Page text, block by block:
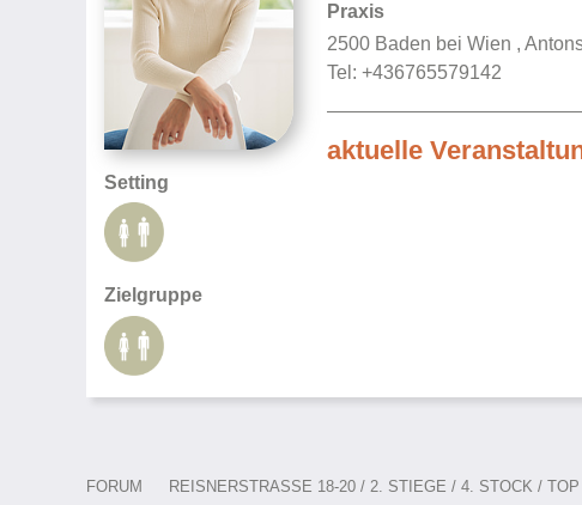
Setting
Zielgruppe
Praxis
2500 Baden bei Wien ,
Tel: +436765579142
aktuelle
FORUM REISNERSTRASSE 18-20 / 2. STIEGE / 4. STOCK / TOP